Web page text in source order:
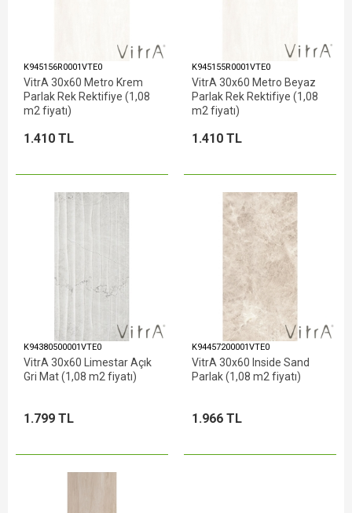
K945156R0001VTE0
VitrA 30x60 Metro Krem
Parlak Rek Rektifiye (1,08
m2 fiyatı)
1.410 TL
K945155R0001VTE0
VitrA 30x60 Metro Beyaz
Parlak Rek Rektifiye (1,08
m2 fiyatı)
1.410 TL
K94380500001VTE0
VitrA 30x60 Limestar Açık
Gri Mat (1,08 m2 fiyatı)
1.799 TL
K94457200001VTE0
VitrA 30x60 Inside Sand
Parlak (1,08 m2 fiyatı)
1.966 TL